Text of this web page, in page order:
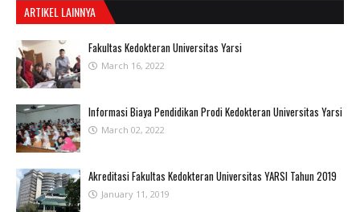
ARTIKEL LAINNYA
Fakultas Kedokteran Universitas Yarsi
March 16, 2022
Informasi Biaya Pendidikan Prodi Kedokteran Universitas Yarsi
March 02, 2022
Akreditasi Fakultas Kedokteran Universitas YARSI Tahun 2019
January 11, 2019